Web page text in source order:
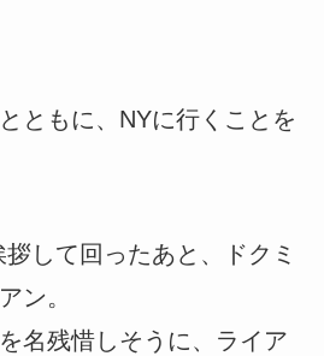
ともに、NYに行くことを
して回ったあと、ドクミ
ン。
名残惜しそうに、ライア